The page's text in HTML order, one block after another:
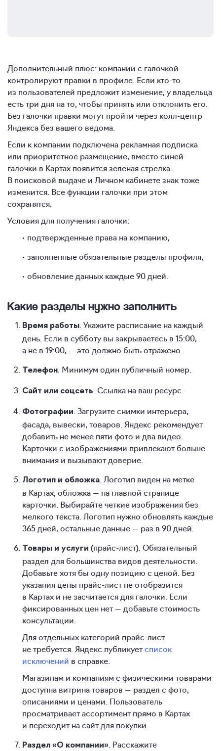
Дополнительный плюс: компании с галочкой
контролируют правки в профиле. Если кто-то
из пользователей предложит изменение, у владельца
есть три дня на то, чтобы принять или отклонить его.
Без галочки правки могут пройти через колл-центр
Яндекса без вашего ведома.
Если к компании подключена рекламная подписка
или приоритетное размещение, вместо синей
галочки в Картах появится зеленая стрелка.
В поисковой выдаче и Личном кабинете знак тоже
изменится. Все функции галочки при этом
сохранятся.
Условия для получения галочки:
подтвержденные права на компанию,
заполненные обязательные разделы профиля,
обновление данных каждые 90 дней.
Какие разделы нужно заполнить
Время работы . Укажите расписание на каждый
день. Если в субботу вы закрываетесь в 15:00,
а не в 19:00, — это должно быть отражено.
Телефон . Минимум один публичный номер.
Сайт или соцсеть . Ссылка на ваш ресурс.
Фотографии . Загрузите снимки интерьера,
фасада, вывески, товаров. Яндекс рекомендует
добавить не менее пяти фото и два видео.
Карточки с изображениями привлекают больше
внимания и вызывают доверие.
Логотип и обложка . Логотип виден на метке
в Картах, обложка — на главной странице
карточки. Выбирайте четкие изображения без
мелкого текста. Логотип нужно обновлять каждые
365 дней, остальные данные — раз в 90 дней.
Товары и услуги (прайс-лист). Обязательный
раздел для большинства видов деятельности.
Добавьте хотя бы одну позицию с ценой. Без
указания цены прайс-лист не отобразится
в Картах и не засчитается для галочки. Если
фиксированных цен нет — добавьте стоимость
консультации.
Для отдельных категорий прайс-лист
не требуется. Яндекс публикуетсписок
исключений в справке.
Магазинам и компаниям с физическими товарами
доступна витрина товаров — раздел с фото,
описаниями и ценами. Пользователь
просматривает ассортимент прямо в Картах
и переходит на сайт для покупки.
Раздел «О компании» . Расскажите